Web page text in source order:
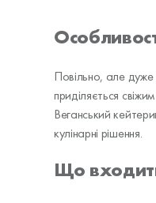
Повільно, але дуже
приділяється
Веганський
кулінарні рішення.
Що